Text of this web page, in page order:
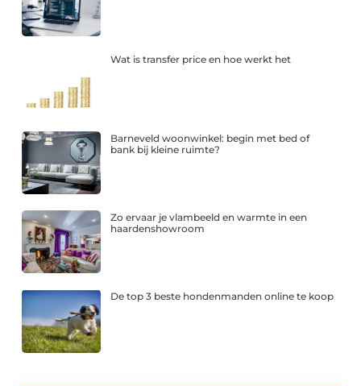
Wat is transfer price en hoe werkt het
Barneveld woonwinkel: begin met bed of
bank bij kleine ruimte?
Zo ervaar je vlambeeld en warmte in een
haardenshowroom
De top 3 beste hondenmanden online te koop